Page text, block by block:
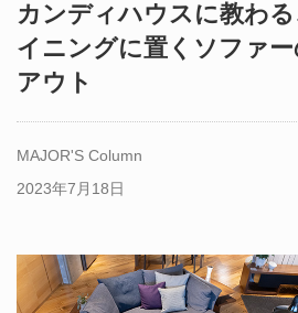
カンディハウスに教わ
イニングに置くソファ
アウト
MAJOR'S Column
2023年7月18日